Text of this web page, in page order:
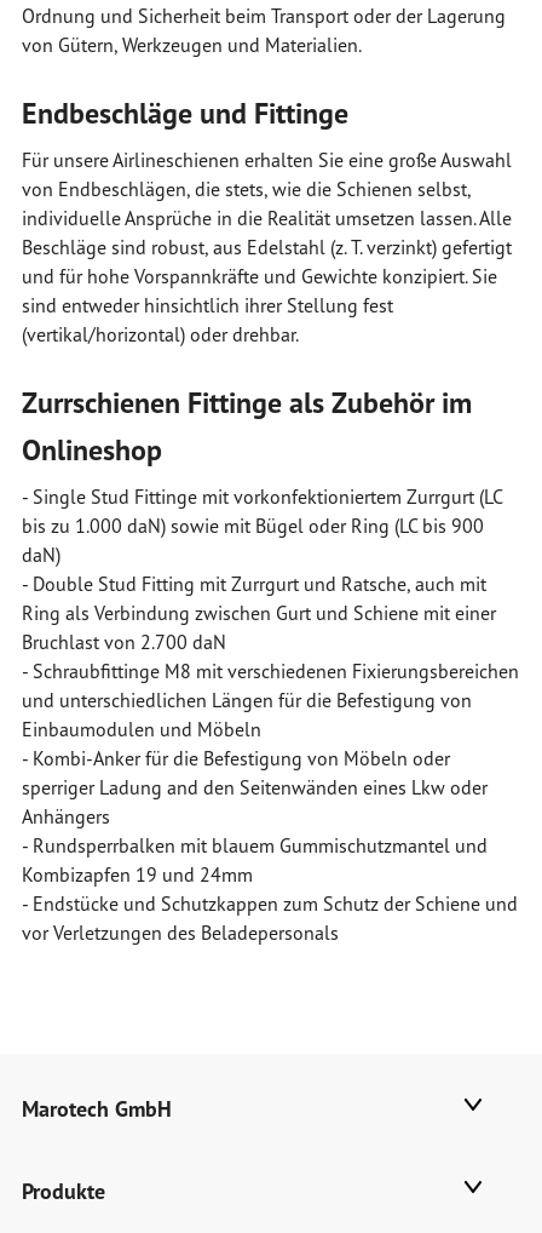
Ordnung und Sicherheit beim Transport oder der Lagerung
von Gütern, Werkzeugen und Materialien.
Endbeschläge und Fittinge
Für unsere Airlineschienen erhalten Sie eine große Auswahl
von Endbeschlägen, die stets, wie die Schienen selbst,
individuelle Ansprüche in die Realität umsetzen lassen. Alle
Beschläge sind robust, aus Edelstahl (z. T. verzinkt) gefertigt
und für hohe Vorspannkräfte und Gewichte konzipiert. Sie
sind entweder hinsichtlich ihrer Stellung fest
(vertikal/horizontal) oder drehbar.
Zurrschienen Fittinge als Zubehör im
Onlineshop
- Single Stud Fittinge mit vorkonfektioniertem Zurrgurt (LC
bis zu 1.000 daN) sowie mit Bügel oder Ring (LC bis 900
daN)
- Double Stud Fitting mit Zurrgurt und Ratsche, auch mit
Ring als Verbindung zwischen Gurt und Schiene mit einer
Bruchlast von 2.700 daN
- Schraubfittinge M8 mit verschiedenen Fixierungsbereichen
und unterschiedlichen Längen für die Befestigung von
Einbaumodulen und Möbeln
- Kombi-Anker für die Befestigung von Möbeln oder
sperriger Ladung and den Seitenwänden eines Lkw oder
Anhängers
- Rundsperrbalken mit blauem Gummischutzmantel und
Kombizapfen 19 und 24mm
- Endstücke und Schutzkappen zum Schutz der Schiene und
vor Verletzungen des Beladepersonals
Marotech GmbH
Produkte